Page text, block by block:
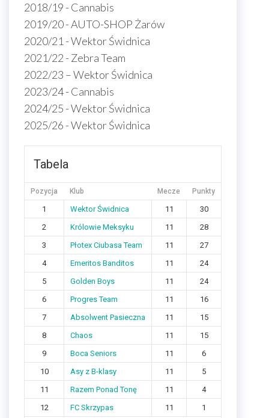
2018/19 - Cannabis
2019/20 - AUTO-SHOP Żarów
2020/21 - Wektor Świdnica
2021/22 - Zebra Team
2022/23 – Wektor Świdnica
2023/24 - Cannabis
2024/25 - Wektor Świdnica
2025/26 - Wektor Świdnica
Tabela
Pozycja Klub Mecze Punkty
1 Wektor Świdnica 11
30
2
Królowie Meksyku 11
28
3
Płotex Ciubasa Team 11
27
4
Emeritos Banditos 11
24
5
Golden Boys 11
24
6
Progres Team 11
16
7
Absolwent Pasieczna 11
15
8
Chaos 11
15
9
Boca Seniors 11
6
10
Asy z B-klasy 11
5
11
Razem Ponad Tonę 11
4
12
FC Skrzypas 11 1